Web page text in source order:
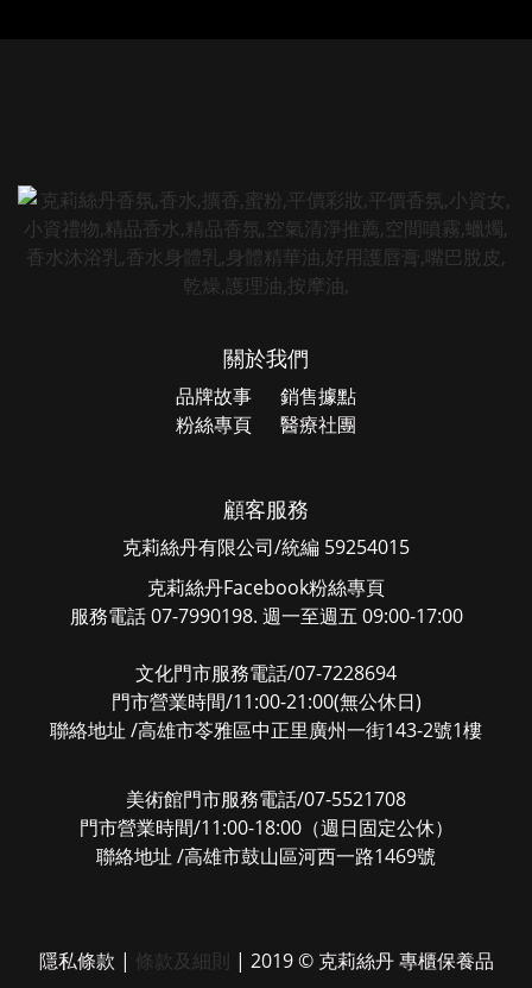
關於我們
品牌故事 銷售據點
粉絲專頁 醫療社團
顧客服務
克莉絲丹有限公司/統編 59254015
克莉絲丹Facebook粉絲專頁
服務電話 07-7990198. 週一至週五 09:00-17:00
文化門市服務電話/07-7228694
門市營業時間/11:00-21:00(無公休日)
聯絡地址 /高雄市苓雅區中正里廣州一街143-2號1樓
美術館門市服務電話/07-5521708
門市營業時間/11:00-18:00（週日固定公休）
聯絡地址 /高雄市鼓山區河西一路1469號
隱私條款 | 條款及細則 | 2019 © 克莉絲丹 專櫃保養品